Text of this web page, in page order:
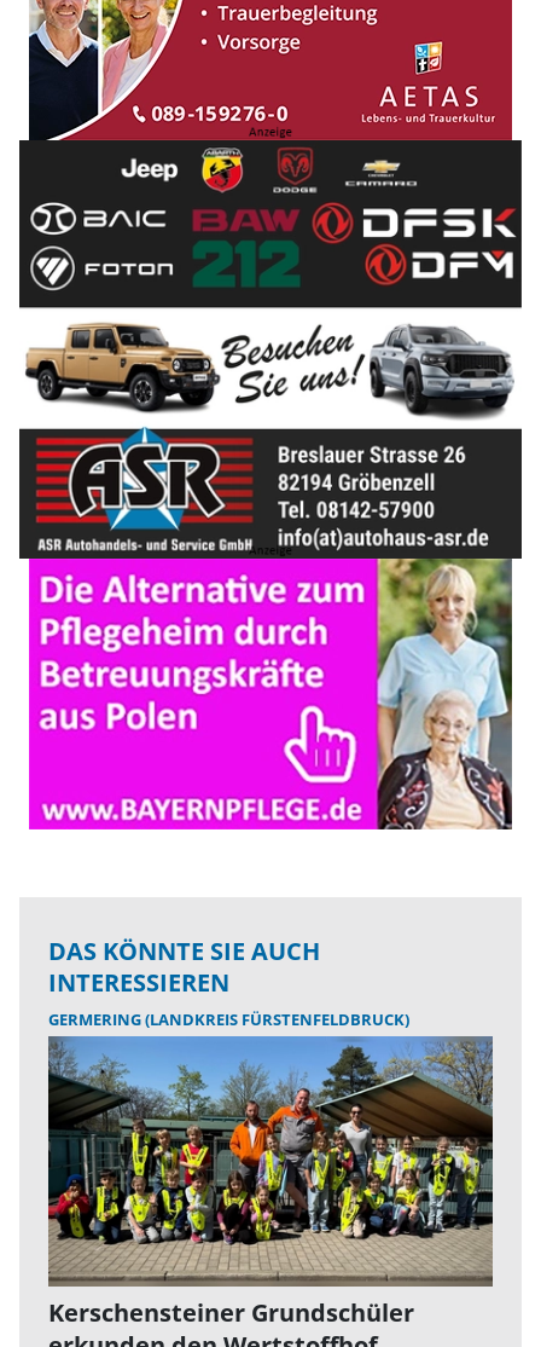
DAS KÖNNTE SIE AUCH
INTERESSIEREN
GERMERING (LANDKREIS FÜRSTENFELDBRUCK)
Kerschensteiner Grundschüler